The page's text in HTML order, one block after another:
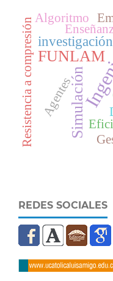
Simulación
FUNLAM
investigación
Agentes
Resistencia a compresiónAlgoritmo
REDES SOCIALES